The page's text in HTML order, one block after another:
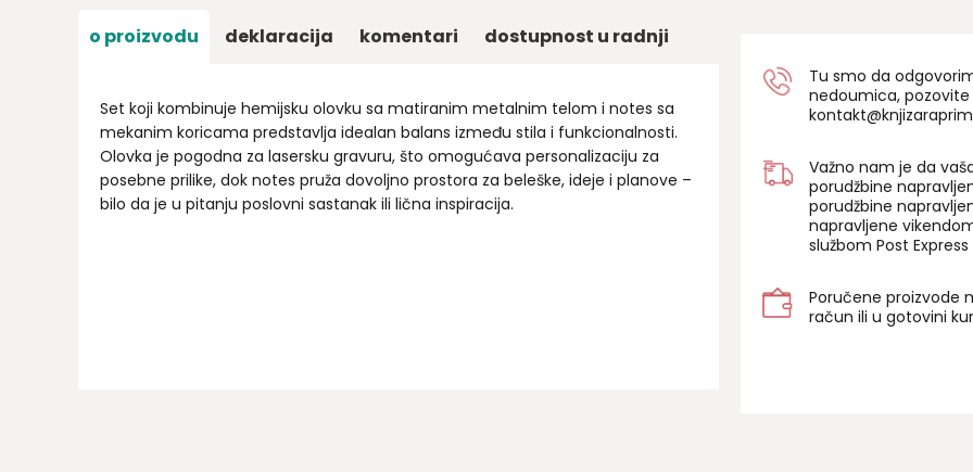
o proizvodu deklaracija komentari dostupnost u radnji
Set koji kombinuje hemijsku olovku sa matiranim metalnim telom i notes sa
mekanim koricama predstavlja idealan balans između stila i funkcionalnosti.
Olovka je pogodna za lasersku gravuru, što omogućava personalizaciju za
posebne prilike, dok notes pruža dovoljno prostora za beleške, ideje i planove –
bilo da je u pitanju poslovni sastanak ili lična inspiracija.
Tu smo da
nedoumica, pozovite
Važno nam je da
porudžbine
porudžbine
napravljene
službom Post
Poručene proizvode
račun ili u gotovini